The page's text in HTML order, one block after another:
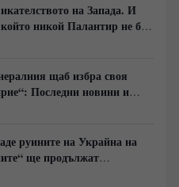
на Запада. И
никой Палантир не би
щаб избра своя
Последни новини и
– Суровикин, датата на
руините на Украйна на
ще продължат
в тила. Суровикин ще спаси